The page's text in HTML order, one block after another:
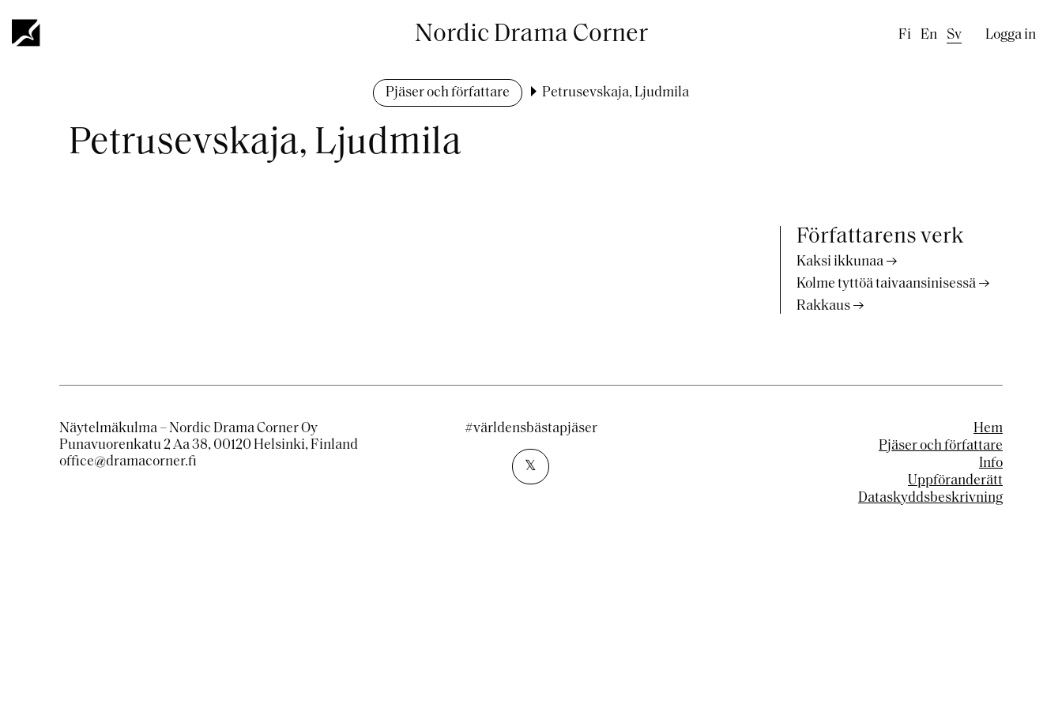
till
huvudinnehåll
Nordic Drama Corner Fi En Sv Logga in
Pjäser och författare Petrusevskaja, Ljudmila
Petrusevskaja, Ljudmila
Författarens verk
Kaksi ikkunaa
Kolme tyttöä taivaansinisessä
Rakkaus
Näytelmäkulma – Nordic Drama Corner Oy
Punavuorenkatu 2 Aa 38, 00120 Helsinki, Finland
office@dramacorner.fi
Hem
Pjäser och författare
Info
Uppföranderätt
Dataskyddsbeskrivning
#världensbästapjäser
𝕏